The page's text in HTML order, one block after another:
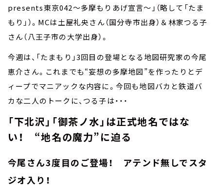
presents東京042～多摩もりあげ宣言～」（略して「たま
もり」）。MCは土屋礼央さん（国分寺市出身）＆林家つる子
さん（八王子市の大学出身）。
今週は、「たまもり」3回目の登場となる地図研究家の今尾
恵介さん。これまでも“妄想の多摩地図”を作ったりとデ
ィープでマニアックな内容に。今回も地図バカと鉄道バ
カな二人のトークに、つる子は・・・
「下北沢」「御茶ノ水」は正式地名ではな
い！ “地名の魔力”に迫る
今尾さん3度目のご登場！ アテンド無しでスタ
ジオ入り！